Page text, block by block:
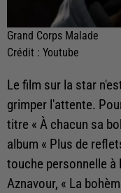
Grand Corps Malade
Crédit : Youtube
Le film sur la star
grimper l'attente.
titre « À chacun sa
album « Plus de
touche personnelle à
Aznavour, « La